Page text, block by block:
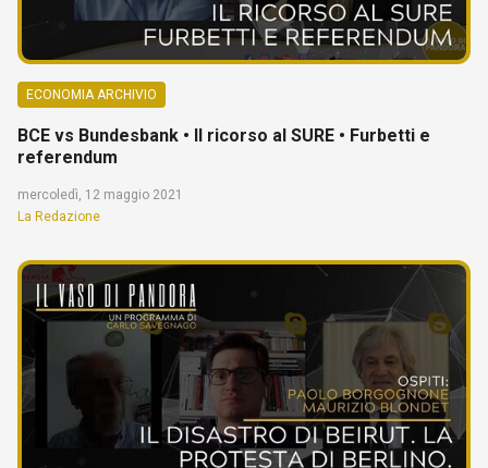
ECONOMIA ARCHIVIO
BCE vs Bundesbank • Il ricorso al SURE • Furbetti e
referendum
mercoledì, 12 maggio 2021
La Redazione